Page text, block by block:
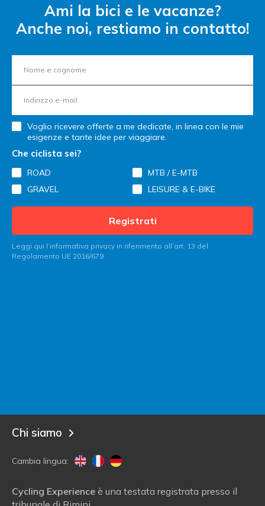
Ami la bici e le vacanze?
Anche noi, restiamo in contatto!
Voglio ricevere offerte a me dedicate, in linea con le mie
esigenze e tante idee per viaggiare.
Che ciclista sei?
ROAD
MTB / E-MTB
GRAVEL
LEISURE & E-BIKE
Registrati
Leggi qui l’informativa privacy in riferimento all’art. 13 del
Regolamento UE 2016/679
Chi siamo
Cambia lingua:
Cycling Experience è una testata registrata presso il